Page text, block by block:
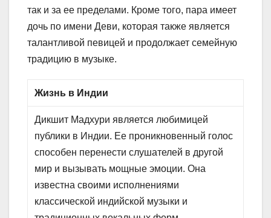
так и за ее пределами. Кроме того, пара имеет
дочь по имени Деви, которая также является
талантливой певицей и продолжает семейную
традицию в музыке.
Жизнь в Индии
Дикшит Мадхури является любимицей
публики в Индии. Ее проникновенный голос
способен перенести слушателей в другой
мир и вызывать мощные эмоции. Она
известна своими исполнениями
классической индийской музыки и